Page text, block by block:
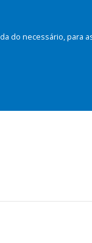
do necessário, para